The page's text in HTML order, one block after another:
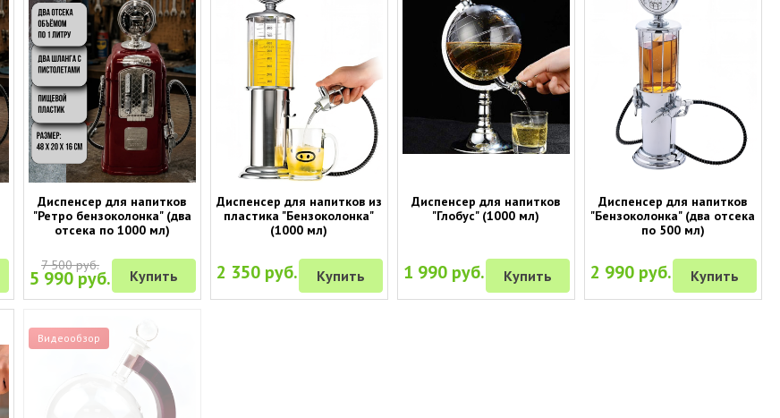
Диспенсер для напитков
"Ретро бензоколонка" (два
отсека по 1000 мл)
7 500 руб.
5 990 руб. Купить
Диспенсер для напитков из
пластика "Бензоколонка"
(1000 мл)
2 350 руб. Купить
Диспенсер для напитков
"Глобус" (1000 мл)
1 990 руб. Купить
Диспенсер для напитков
"Бензоколонка" (два отсека
по 500 мл)
2 990 руб. Купить
Видеообзор